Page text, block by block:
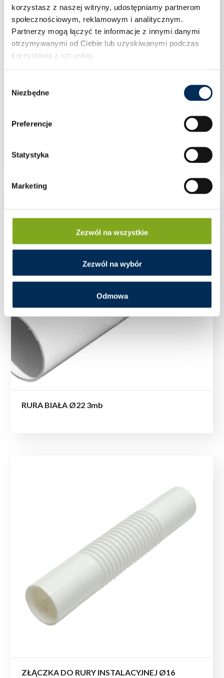
korzystasz z naszej witryny, udostępniamy partnerom
społecznościowym, reklamowym i analitycznym.
Partnerzy mogą łączyć te informacje z innymi danymi
otrzymywanymi od Ciebie lub uzyskiwanymi podczas
korzystania z ich usług.
zgody
Niezbędne
Preferencje
Statystyka
Marketing
Zezwól na wszystkie
Zezwól na wybór
Odmowa
RURA BIAŁA Ø22 3mb
ZŁĄCZKA DO RURY INSTALACYJNEJ Ø16